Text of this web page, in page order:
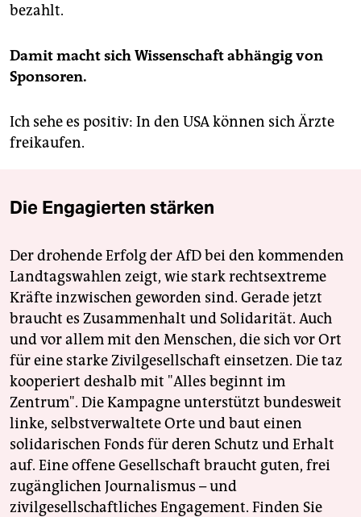
bezahlt.
Damit macht sich Wissenschaft abhängig von
Sponsoren.
Ich sehe es positiv: In den USA können sich Ärzte
freikaufen.
Die Engagierten stärken
Der drohende Erfolg der AfD bei den kommenden
Landtagswahlen zeigt, wie stark rechtsextreme
Kräfte inzwischen geworden sind. Gerade jetzt
braucht es Zusammenhalt und Solidarität. Auch
und vor allem mit den Menschen, die sich vor Ort
für eine starke Zivilgesellschaft einsetzen. Die taz
kooperiert deshalb mit "Alles beginnt im
Zentrum". Die Kampagne unterstützt bundesweit
linke, selbstverwaltete Orte und baut einen
solidarischen Fonds für deren Schutz und Erhalt
auf. Eine offene Gesellschaft braucht guten, frei
zugänglichen Journalismus – und
zivilgesellschaftliches Engagement. Finden Sie